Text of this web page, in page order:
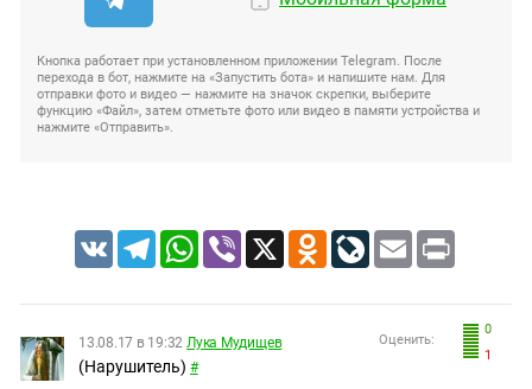
Кнопка работает при установленном приложении Telegram. После
перехода в бот, нажмите на «Запустить бота» и напишите нам. Для
отправки фото и видео — нажмите на значок скрепки, выберите
функцию «Файл», затем отметьте фото или видео в памяти устройства и
нажмите «Отправить».
VK TelegramWhatsApp
Viber X Odnoklassniki
LiveJournal
Email Print
0
1
Оценить:
13.08.17 в 19:32 Лука Мудищев
(Нарушитель) #